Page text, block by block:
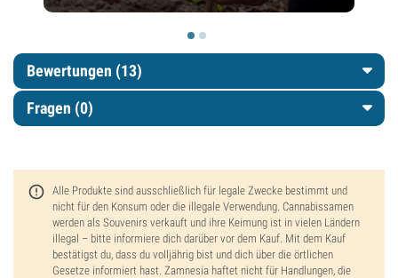
Bewertungen (13)
Fragen (0)
Alle Produkte sind ausschließlich für legale Zwecke bestimmt und
nicht für den Konsum oder die illegale Verwendung. Cannabissamen
werden als Souvenirs verkauft und ihre Keimung ist in vielen Ländern
illegal – bitte informiere dich darüber vor dem Kauf. Mit dem Kauf
bestätigst du, dass du volljährig bist und dich über die örtlichen
Gesetze informiert hast. Zamnesia haftet nicht für Handlungen, die